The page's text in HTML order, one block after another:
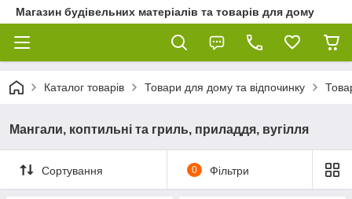
Магазин будівельних матеріалів та товарів для дому
Каталог товарів Товари для дому та відпочинку
Мангали, коптильні та гриль, приладдя, вугілля
Сортування 0 Фільтри